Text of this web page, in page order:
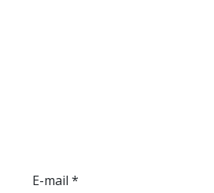
E-mail *